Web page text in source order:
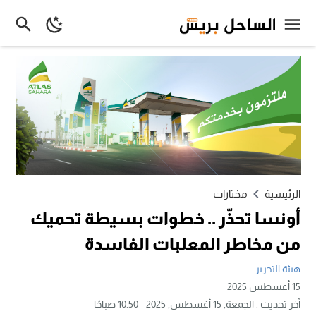
الرئيسية مختارات
أونسا تحذّر .. خطوات بسيطة تحميك
من مخاطر المعلبات الفاسدة
هيئة التحرير
15 أغسطس 2025
آخر تحديث :الجمعة, 15 أغسطس, 2025 - 10:50 صباحًا